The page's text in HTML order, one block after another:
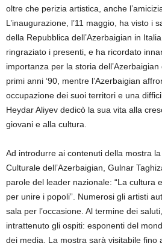
oltre che perizia artistica, anche
L’inaugurazione, l’11 maggio, ha visto i
della Repubblica dell’Azerbaigian in
ringraziato i presenti, e ha ricordato
importanza per la storia
primi anni ‘90, mentre l’Azerbaigian
occupazione dei suoi territori e una
Heydar Aliyev dedicò la sua vita alla
giovani e alla cultura.
Ad introdurre ai contenuti della mostra
Culturale dell’Azerbaigian, Gulnar
parole del leader nazionale: “La cultura
per unire i popoli”. Numerosi gli artisti
sala per l’occasione. Al termine dei
intrattenuto gli ospiti: esponenti del
dei media. La mostra sarà visitabile fino